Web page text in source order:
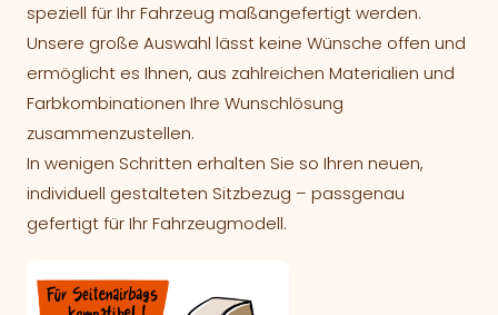
speziell für Ihr Fahrzeug maßangefertigt werden.
Unsere große Auswahl lässt keine Wünsche offen und
ermöglicht es Ihnen, aus zahlreichen Materialien und
Farbkombinationen Ihre Wunschlösung
zusammenzustellen.
In wenigen Schritten erhalten Sie so Ihren neuen,
individuell gestalteten Sitzbezug – passgenau
gefertigt für Ihr Fahrzeugmodell.